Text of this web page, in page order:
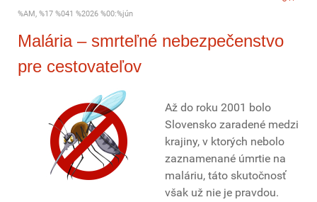
%AM, %17 %041 %2026 %00:%jún
Malária – smrteľné nebezpečenstvo
pre cestovateľov
Až do roku 2001 bolo
Slovensko zaradené medzi
krajiny, v ktorých nebolo
zaznamenané úmrtie na
maláriu, táto skutočnosť
však už nie je pravdou.